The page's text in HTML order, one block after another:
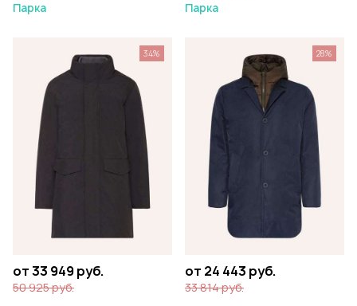
Парка
Парка
от 33 949 руб.
50 925 руб.
34%
от 24 443 руб.
33 814 руб.
28%